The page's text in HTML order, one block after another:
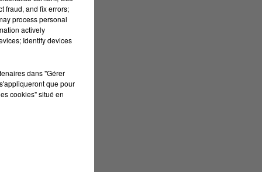
fraud, and fix errors;
process personal
actively
Identify devices
dans "Gérer
que pour
cookies" situé en